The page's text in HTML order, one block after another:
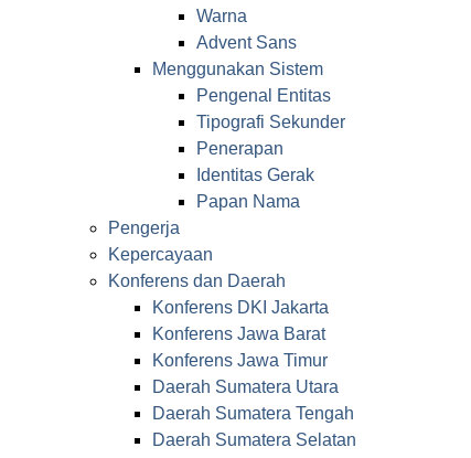
Warna
Advent Sans
Menggunakan Sistem
Pengenal Entitas
Tipografi Sekunder
Penerapan
Identitas Gerak
Papan Nama
Pengerja
Kepercayaan
Konferens dan Daerah
Konferens DKI Jakarta
Konferens Jawa Barat
Konferens Jawa Timur
Daerah Sumatera Utara
Daerah Sumatera Tengah
Daerah Sumatera Selatan